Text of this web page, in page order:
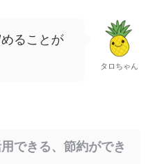
ることが
タロちゃん
できる、節約ができ